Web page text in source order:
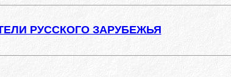
РУССКОГО ЗАРУБЕЖЬЯ